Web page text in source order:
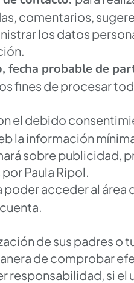
comentarios,
los datos
fecha probable de
fines de procesar
el debido
la información
sobre publicidad,
Paula Ripol.
acceder al área
de sus padres o
de comprobar
responsabilidad, si el